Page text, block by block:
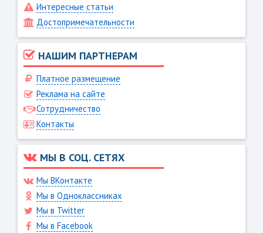
Интересные статьи
Достопримечательности
НАШИМ ПАРТНЕРАМ
Платное размещение
Реклама на сайте
Сотрудничество
Контакты
МЫ В СОЦ. СЕТЯХ
Мы ВКонтакте
Мы в Одноклассниках
Мы в Twitter
Мы в Facebook